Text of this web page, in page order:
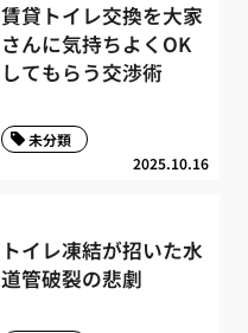
賃貸トイレ交換を大家
さんに気持ちよくOK
してもらう交渉術
2025.10.16
未分類
トイレ凍結が招いた水
道管破裂の悲劇